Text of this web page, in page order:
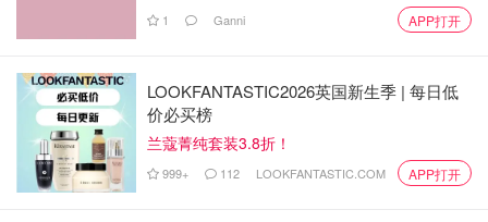
省钱君 993
2026英国1月天气预报 - 新年多地暴雪
预警！天然气公司呼吁家庭准备睡袋
和应急食物！
英国省钱君 1.5w
1 Ganni APP打开
LOOKFANTASTIC2026英国新生季 | 每日低
价必买榜
兰蔻菁纯套装3.8折！
999+ 112 LOOKFANTASTIC.COM APP打开